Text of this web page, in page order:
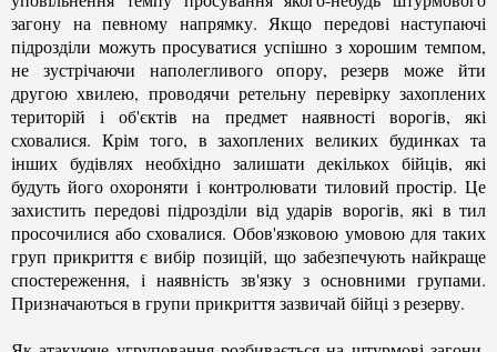
загону на певному напрямку. Якщо передові наступаючі
підрозділи можуть просуватися успішно з хорошим темпом,
не зустрічаючи наполегливого опору, резерв може йти
другою хвилею, проводячи ретельну перевірку захоплених
територій і об'єктів на предмет наявності ворогів, які
сховалися. Крім того, в захоплених великих будинках та
інших будівлях необхідно залишати декількох бійців, які
будуть його охороняти і контролювати тиловий простір. Це
захистить передові підрозділи від ударів ворогів, які в тил
просочилися або сховалися. Обов'язковою умовою для таких
груп прикриття є вибір позицій, що забезпечують найкраще
спостереження, і наявність зв'язку з основними групами.
Призначаються в групи прикриття зазвичай бійці з резерву.